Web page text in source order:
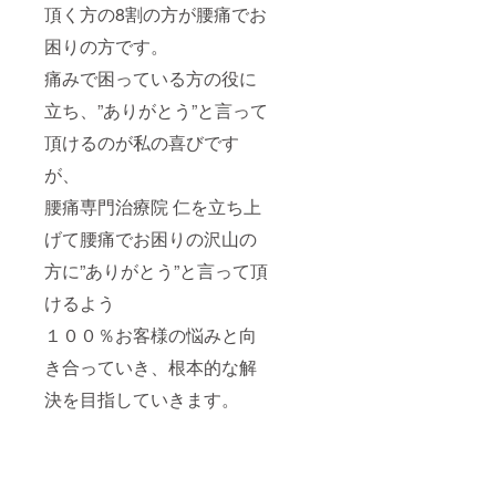
頂く方の8割の方が腰痛でお
困りの方です。
痛みで困っている方の役に
立ち、”ありがとう”と言って
頂けるのが私の喜びです
が、
腰痛専門治療院 仁を立ち上
げて腰痛でお困りの沢山の
方に”ありがとう”と言って頂
けるよう
１００％お客様の悩みと向
き合っていき、根本的な解
決を目指していきます。